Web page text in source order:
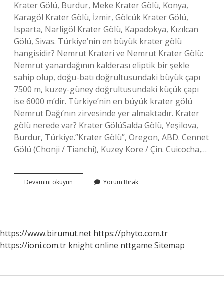
Krater Gölü, Burdur, Meke Krater Gölü, Konya,
Karagöl Krater Gölü, İzmir, Gölcük Krater Gölü,
Isparta, Narligöl Krater Gölü, Kapadokya, Kızılcan
Gölü, Sivas. Türkiye’nin en büyük krater gölü
hangisidir? Nemrut Krateri ve Nemrut Krater Gölü:
Nemrut yanardağının kalderası eliptik bir şekle
sahip olup, doğu-batı doğrultusundaki büyük çapı
7500 m, kuzey-güney doğrultusundaki küçük çapı
ise 6000 m’dir. Türkiye’nin en büyük krater gölü
Nemrut Dağı’nın zirvesinde yer almaktadır. Krater
gölü nerede var? Krater GölüSalda Gölü, Yeşilova,
Burdur, Türkiye.”Krater Gölü”, Oregon, ABD. Cennet
Gölü (Chonji / Tianchi), Kuzey Kore / Çin. Cuicocha,…
Devamını okuyun Türkiyede
Kaç
Yorum Bırak
https://www.birumut.net https://phyto.com.tr
https://ioni.com.tr knight online nttgame Sitemap